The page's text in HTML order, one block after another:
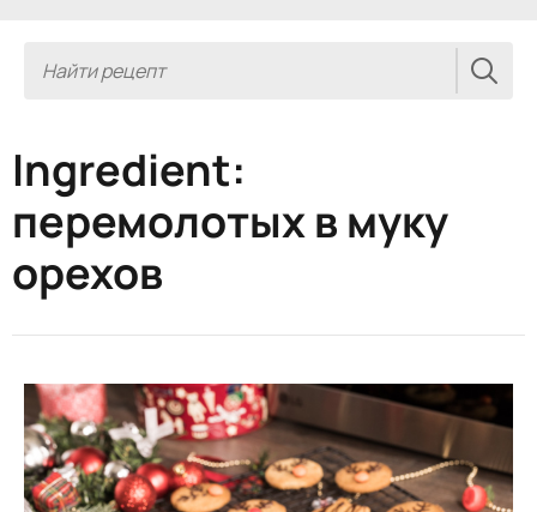
Ingredient:
перемолотых в муку
орехов